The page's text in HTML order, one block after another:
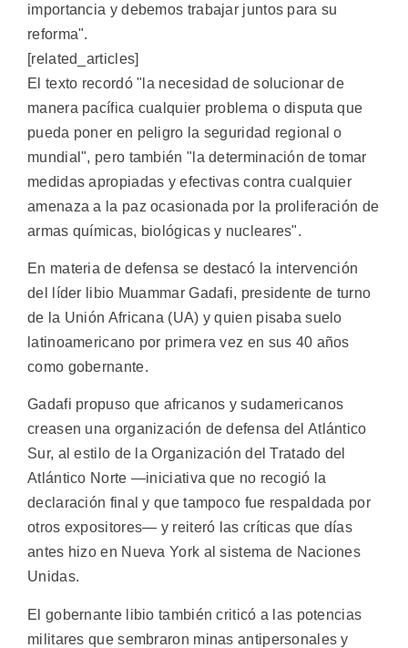
importancia y debemos trabajar juntos para su
reforma".
[related_articles]
El texto recordó "la necesidad de solucionar de
manera pacífica cualquier problema o disputa que
pueda poner en peligro la seguridad regional o
mundial", pero también "la determinación de tomar
medidas apropiadas y efectivas contra cualquier
amenaza a la paz ocasionada por la proliferación de
armas químicas, biológicas y nucleares".
En materia de defensa se destacó la intervención
del líder libio Muammar Gadafi, presidente de turno
de la Unión Africana (UA) y quien pisaba suelo
latinoamericano por primera vez en sus 40 años
como gobernante.
Gadafi propuso que africanos y sudamericanos
creasen una organización de defensa del Atlántico
Sur, al estilo de la Organización del Tratado del
Atlántico Norte —iniciativa que no recogió la
declaración final y que tampoco fue respaldada por
otros expositores— y reiteró las críticas que días
antes hizo en Nueva York al sistema de Naciones
Unidas.
El gobernante libio también criticó a las potencias
militares que sembraron minas antipersonales y